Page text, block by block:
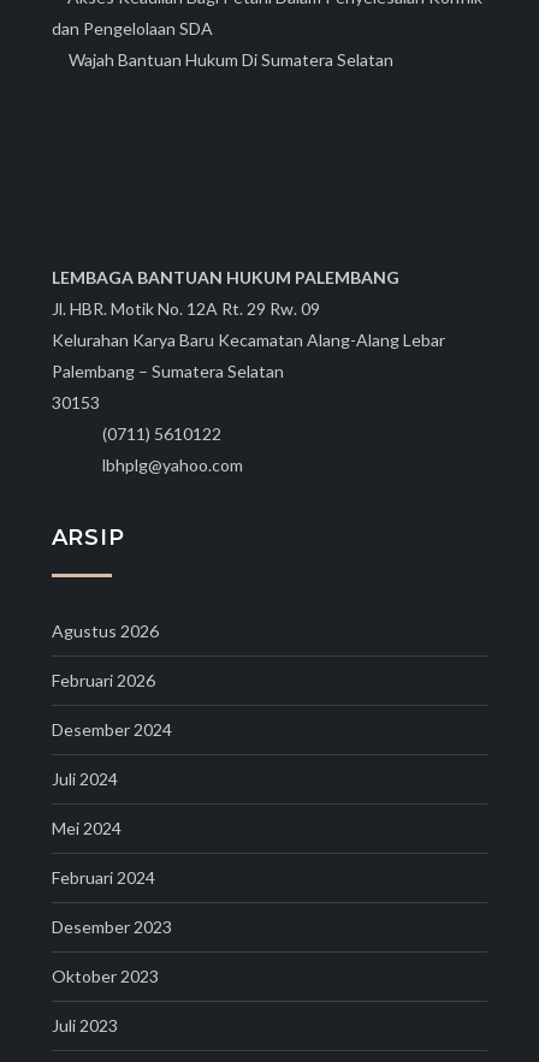
dan Pengelolaan SDA
Wajah Bantuan Hukum Di Sumatera Selatan
LEMBAGA BANTUAN HUKUM PALEMBANG
Jl. HBR. Motik No. 12A Rt. 29 Rw. 09
Kelurahan Karya Baru Kecamatan Alang-Alang Lebar
Palembang – Sumatera Selatan
30153
(0711) 5610122
lbhplg@yahoo.com
ARSIP
Agustus 2026
Februari 2026
Desember 2024
Juli 2024
Mei 2024
Februari 2024
Desember 2023
Oktober 2023
Juli 2023